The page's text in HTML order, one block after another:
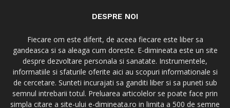
DESPRE NOI
Fiecare om este diferit, de aceea fiecare este liber sa
gandeasca si sa aleaga cum doreste. E-dimineata este un site
despre dezvoltare personala si sanatate. Instrumentele,
informatiile si sfaturile oferite aici au scopuri informationale si
de cercetare. Sunteti incurajati sa ganditi liber si sa puneti sub
semnul intrebarii totul. Preluarea articolelor se poate face prin
simpla citare a site-ului e-dimineata.ro in limita a 500 de semne